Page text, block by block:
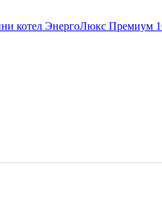
котел ЭнергоЛюкс Премиум